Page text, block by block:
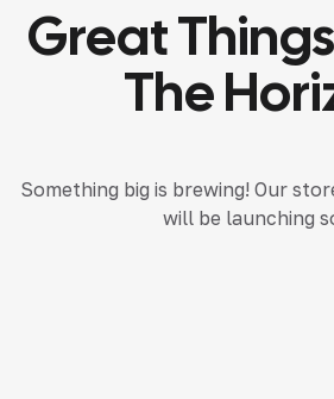
Great
The
Something big is brewing! Our
will be launching